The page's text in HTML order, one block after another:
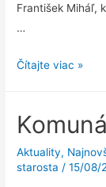
František Miháľ,
…
Návšteva
na
Čítajte viac »
Aktuality,
starosta /15/08/